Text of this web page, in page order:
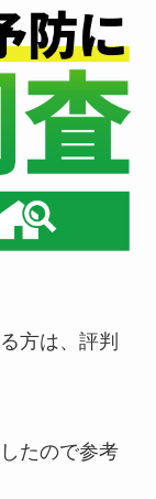
方は、評判
たので参考